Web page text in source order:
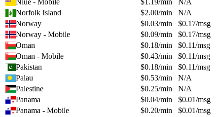
Niue - Mobile
$1.19/min
N/A
Norfolk Island
$2.00/min
N/A
Norway
$0.03/min $0.17/msg
Norway - Mobile
$0.09/min $0.17/msg
Oman
$0.18/min $0.11/msg
Oman - Mobile
$0.43/min $0.11/msg
Pakistan
$0.18/min $0.11/msg
Palau
$0.53/min
N/A
Palestine
$0.25/min
N/A
Panama
$0.04/min $0.01/msg
Panama - Mobile
$0.20/min $0.01/msg